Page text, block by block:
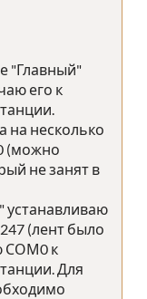
"Главный"
его к
на несколько
(можно
не занят в
устанавливаю
(лент было
СОМ0 к
Для